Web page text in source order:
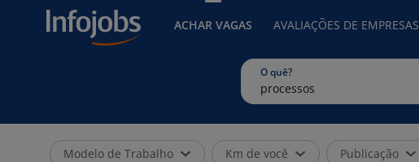
ACHAR VAGAS AVALIAÇÕES DE EMPRESAS
O quê?
Modelo de Trabalho Km de você Publicação